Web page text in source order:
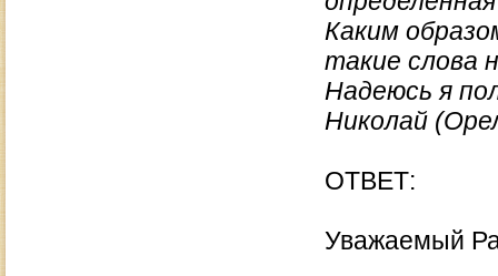
Каким
такие слова
Надеюсь я
Николай
ОТВЕТ:
Уважаемый